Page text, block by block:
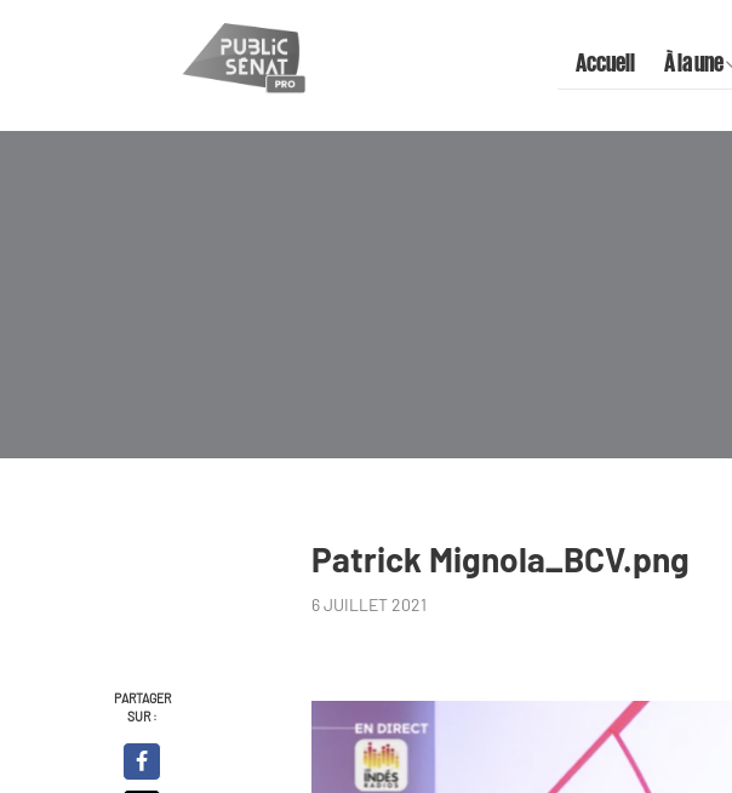
Accueil À la une
Patrick Mignola_BCV.png
6 JUILLET 2021
PARTAGER
SUR :